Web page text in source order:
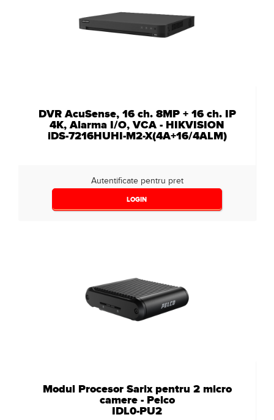
DVR AcuSense, 16 ch. 8MP + 16 ch. IP
4K, Alarma I/O, VCA - HIKVISION
iDS-7216HUHI-M2-X(4A+16/4ALM)
Autentificate pentru pret
LOGIN
Modul Procesor Sarix pentru 2 micro
camere - Pelco
IDL0-PU2